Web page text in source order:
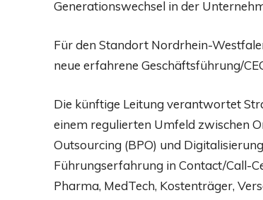
Generationswechsel in der
Für den Standort Nordrhein-
neue erfahrene Geschäftsführung/
Die künftige Leitung verantwortet
einem regulierten Umfeld zwischen
Outsourcing (BPO) und
Führungserfahrung in Contact/Call-
Pharma, MedTech, Kostenträger,